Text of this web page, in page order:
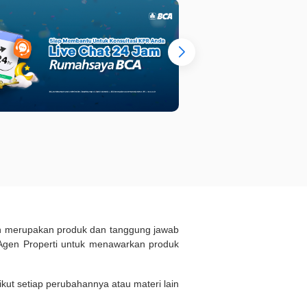
produk dan tanggung jawab
Properti untuk menawarkan produk
setiap perubahannya atau materi lain